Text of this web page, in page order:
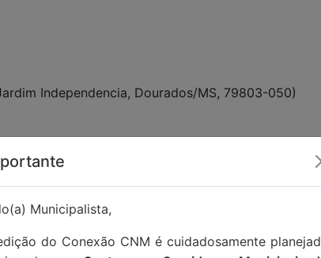
Independencia, Dourados/MS, 79803-050)
Municipalista,
do Conexão CNM é cuidadosamente